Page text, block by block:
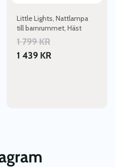
Little Lights, Nattlampa
till barnrummet, Häst
1 799KR
1 439 KR